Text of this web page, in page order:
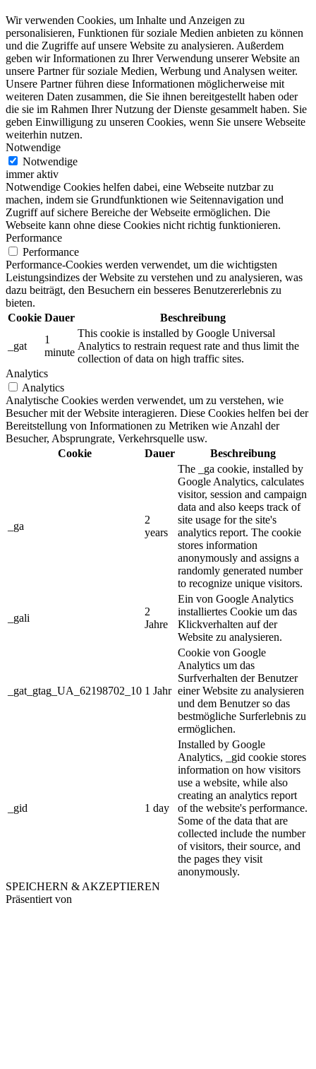
Wir verwenden Cookies, um Inhalte und Anzeigen zu
personalisieren, Funktionen für soziale Medien anbieten zu können
und die Zugriffe auf unsere Website zu analysieren. Außerdem
geben wir Informationen zu Ihrer Verwendung unserer Website an
unsere Partner für soziale Medien, Werbung und Analysen weiter.
Unsere Partner führen diese Informationen möglicherweise mit
weiteren Daten zusammen, die Sie ihnen bereitgestellt haben oder
die sie im Rahmen Ihrer Nutzung der Dienste gesammelt haben. Sie
geben Einwilligung zu unseren Cookies, wenn Sie unsere Webseite
weiterhin nutzen.
Notwendige
Notwendige
immer aktiv
Notwendige Cookies helfen dabei, eine Webseite nutzbar zu
machen, indem sie Grundfunktionen wie Seitennavigation und
Zugriff auf sichere Bereiche der Webseite ermöglichen. Die
Webseite kann ohne diese Cookies nicht richtig funktionieren.
Performance
Performance
Performance-Cookies werden verwendet, um die wichtigsten
Leistungsindizes der Website zu verstehen und zu analysieren, was
dazu beiträgt, den Besuchern ein besseres Benutzererlebnis zu
bieten.
Cookie Dauer Beschreibung
_gat
1
minute
This cookie is installed by Google Universal
Analytics to restrain request rate and thus limit the
collection of data on high traffic sites.
Analytics
Analytics
Analytische Cookies werden verwendet, um zu verstehen, wie
Besucher mit der Website interagieren. Diese Cookies helfen bei der
Bereitstellung von Informationen zu Metriken wie Anzahl der
Besucher, Absprungrate, Verkehrsquelle usw.
Cookie
Dauer Beschreibung
_ga
2
years
The _ga cookie, installed by
Google Analytics, calculates
visitor, session and campaign
data and also keeps track of
site usage for the site's
analytics report. The cookie
stores information
anonymously and assigns a
randomly generated number
to recognize unique visitors.
_gali
2
Jahre
Ein von Google Analytics
installiertes Cookie um das
Klickverhalten auf der
Website zu analysieren.
_gat_gtag_UA_62198702_10 1 Jahr
Cookie von Google
Analytics um das
Surfverhalten der Benutzer
einer Website zu analysieren
und dem Benutzer so das
bestmögliche Surferlebnis zu
ermöglichen.
_gid 1 day
Installed by Google
Analytics, _gid cookie stores
information on how visitors
use a website, while also
creating an analytics report
of the website's performance.
Some of the data that are
collected include the number
of visitors, their source, and
the pages they visit
anonymously.
SPEICHERN & AKZEPTIEREN
Präsentiert von